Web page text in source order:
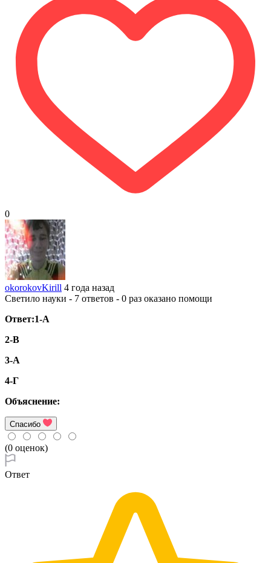
0
okorokovKirill 4 года назад
Светило науки - 7 ответов - 0 раз оказано помощи
Ответ:1-А
2-В
3-А
4-Г
Объяснение:
Спасибо
(0 оценок)
Ответ